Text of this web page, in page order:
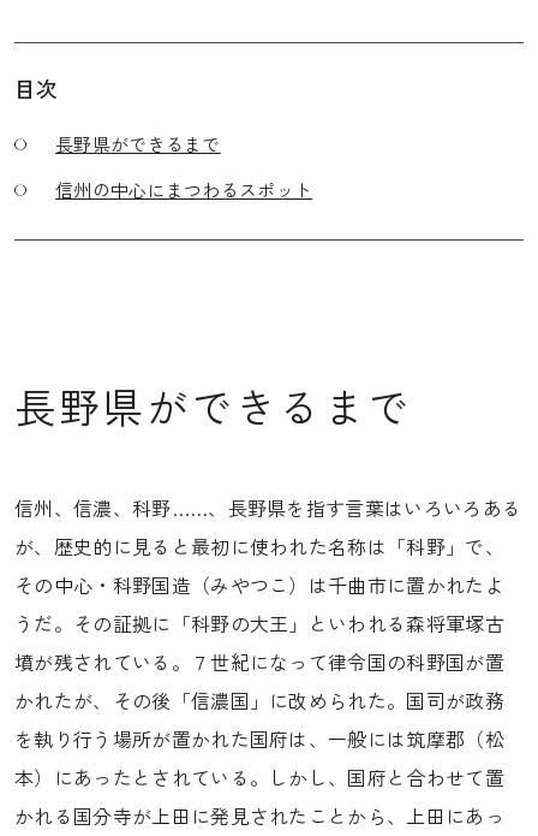
目次
長野県ができるまで
信州の中心にまつわるスポット
長野県ができるまで
信州、信濃、科野……、長野県を指す言葉はいろいろある
が、歴史的に見ると最初に使われた名称は「科野」で、
その中心・科野国造（みやつこ）は千曲市に置かれたよ
うだ。その証拠に「科野の大王」といわれる森将軍塚古
墳が残されている。７世紀になって律令国の科野国が置
かれたが、その後「信濃国」に改められた。国司が政務
を執り行う場所が置かれた国府は、一般には筑摩郡（松
本）にあったとされている。しかし、国府と合わせて置
かれる国分寺が上田に発見されたことから、上田にあっ